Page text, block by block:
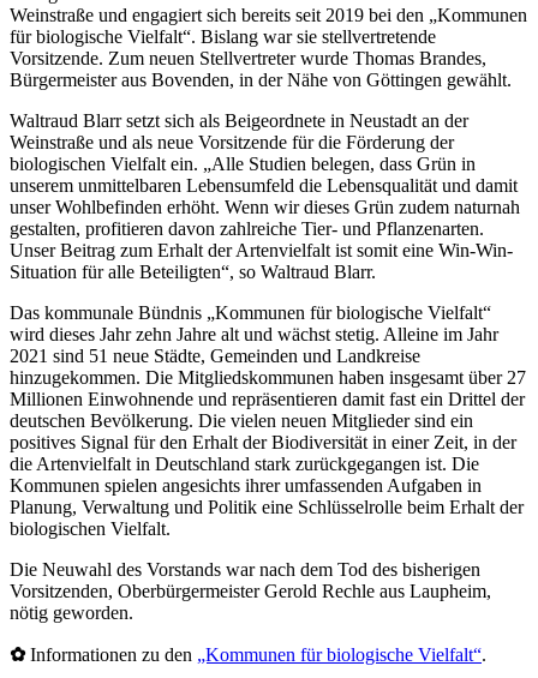
Weinstraße und engagiert sich bereits seit 2019 bei den „Kommunen
für biologische Vielfalt“. Bislang war sie stellvertretende
Vorsitzende. Zum neuen Stellvertreter wurde Thomas Brandes,
Bürgermeister aus Bovenden, in der Nähe von Göttingen gewählt.
Waltraud Blarr setzt sich als Beigeordnete in Neustadt an der
Weinstraße und als neue Vorsitzende für die Förderung der
biologischen Vielfalt ein. „Alle Studien belegen, dass Grün in
unserem unmittelbaren Lebensumfeld die Lebensqualität und damit
unser Wohlbefinden erhöht. Wenn wir dieses Grün zudem naturnah
gestalten, profitieren davon zahlreiche Tier- und Pflanzenarten.
Unser Beitrag zum Erhalt der Artenvielfalt ist somit eine Win-Win-
Situation für alle Beteiligten“, so Waltraud Blarr.
Das kommunale Bündnis „Kommunen für biologische Vielfalt“
wird dieses Jahr zehn Jahre alt und wächst stetig. Alleine im Jahr
2021 sind 51 neue Städte, Gemeinden und Landkreise
hinzugekommen. Die Mitgliedskommunen haben insgesamt über 27
Millionen Einwohnende und repräsentieren damit fast ein Drittel der
deutschen Bevölkerung. Die vielen neuen Mitglieder sind ein
positives Signal für den Erhalt der Biodiversität in einer Zeit, in der
die Artenvielfalt in Deutschland stark zurückgegangen ist. Die
Kommunen spielen angesichts ihrer umfassenden Aufgaben in
Planung, Verwaltung und Politik eine Schlüsselrolle beim Erhalt der
biologischen Vielfalt.
Die Neuwahl des Vorstands war nach dem Tod des bisherigen
Vorsitzenden, Oberbürgermeister Gerold Rechle aus Laupheim,
nötig geworden.
✿Informationen zu den „Kommunen für biologische Vielfalt“.